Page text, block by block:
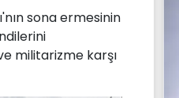
sona ermesinin
militarizme karşı